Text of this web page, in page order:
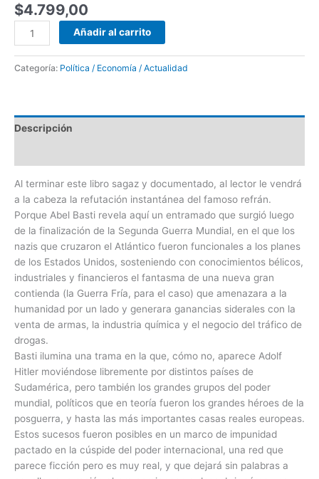
$4.799,00
Añadir al carrito
Categoría: Política / Economía / Actualidad
Descripción
Al terminar este libro sagaz y documentado, al lector le vendrá
a la cabeza la refutación instantánea del famoso refrán.
Porque Abel Basti revela aquí un entramado que surgió luego
de la finalización de la Segunda Guerra Mundial, en el que los
nazis que cruzaron el Atlántico fueron funcionales a los planes
de los Estados Unidos, sosteniendo con conocimientos bélicos,
industriales y financieros el fantasma de una nueva gran
contienda (la Guerra Fría, para el caso) que amenazara a la
humanidad por un lado y generara ganancias siderales con la
venta de armas, la industria química y el negocio del tráfico de
drogas.
Basti ilumina una trama en la que, cómo no, aparece Adolf
Hitler moviéndose libremente por distintos países de
Sudamérica, pero también los grandes grupos del poder
mundial, políticos que en teoría fueron los grandes héroes de la
posguerra, y hasta las más importantes casas reales europeas.
Estos sucesos fueron posibles en un marco de impunidad
pactado en la cúspide del poder internacional, una red que
parece ficción pero es muy real, y que dejará sin palabras a